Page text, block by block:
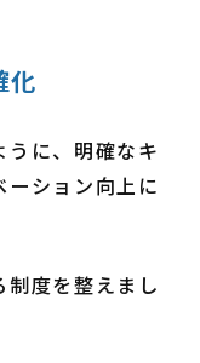
化
に、明確なキ
ーション向上に
度を整えまし